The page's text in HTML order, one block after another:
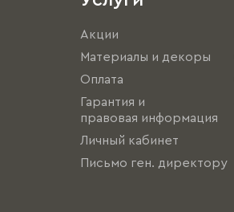
Акции
Материалы и декоры
Оплата
Гарантия и
правовая информация
Личный кабинет
Письмо ген. директору